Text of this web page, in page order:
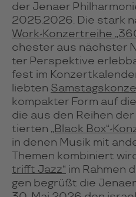
der Jenaer
2025.2026. Die stark
Work-Kon­zert­reihe
ches­ter aus nächs­ter
ter Pers­pek­tive
fest im
lieb­ten
kom­pak­ter Form auf
die aus den Rei­hen
tier­ten „Black Box“-
in denen Musik mit
The­men kom­bi­niert
trifft Jazz“ im Rah­men
gen begrüßt die